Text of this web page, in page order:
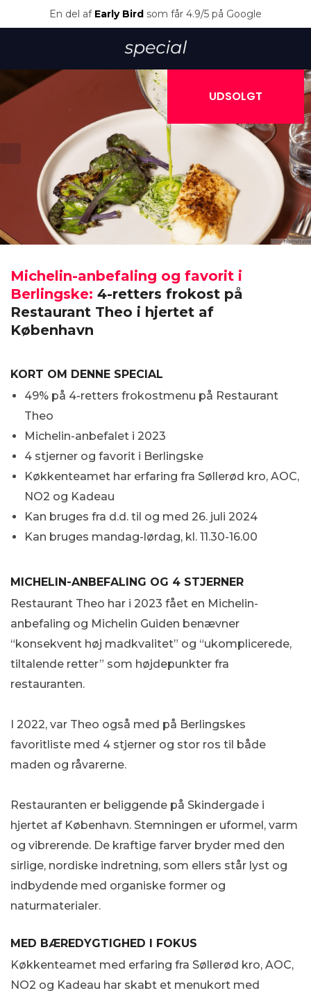
En del af Early Bird som får 4.9/5 på Google
UDSOLGT
Michelin-anbefaling og favorit i
Berlingske: 4-retters frokost på
Restaurant Theo i hjertet af
København
KORT OM DENNE SPECIAL
49% på 4-retters frokostmenu på Restaurant
Theo
Michelin-anbefalet i 2023
4 stjerner og favorit i Berlingske
Køkkenteamet har erfaring fra Søllerød kro, AOC,
NO2 og Kadeau
Kan bruges fra d.d. til og med 26. juli 2024
Kan bruges mandag-lørdag, kl. 11.30-16.00
MICHELIN-ANBEFALING OG 4 STJERNER
Restaurant Theo har i 2023 fået en Michelin-
anbefaling og Michelin Guiden benævner
“konsekvent høj madkvalitet” og “ukomplicerede,
tiltalende retter” som højdepunkter fra
restauranten.
I 2022, var Theo også med på Berlingskes
favoritliste med 4 stjerner og stor ros til både
maden og råvarerne.
Restauranten er beliggende på Skindergade i
hjertet af København. Stemningen er uformel, varm
og vibrerende. De kraftige farver bryder med den
sirlige, nordiske indretning, som ellers står lyst og
indbydende med organiske former og
naturmaterialer.
MED BÆREDYGTIGHED I FOKUS
Køkkenteamet med erfaring fra Søllerød kro, AOC,
NO2 og Kadeau har skabt et menukort med